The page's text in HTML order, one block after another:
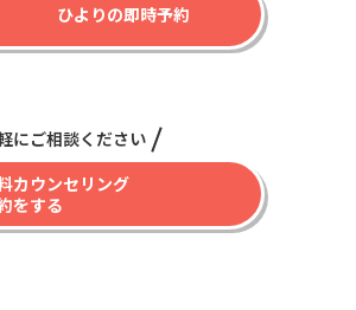
ひよりの即時予約
にご相談ください
カウンセリング
をする